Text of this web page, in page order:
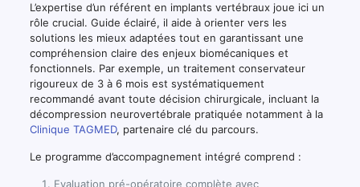
L’expertise d’un référent en implants vertébraux joue ici un
rôle crucial. Guide éclairé, il aide à orienter vers les
solutions les mieux adaptées tout en garantissant une
compréhension claire des enjeux biomécaniques et
fonctionnels. Par exemple, un traitement conservateur
rigoureux de 3 à 6 mois est systématiquement
recommandé avant toute décision chirurgicale, incluant la
décompression neurovertébrale pratiquée notamment à la
Clinique TAGMED, partenaire clé du parcours.
Le programme d’accompagnement intégré comprend :
Evaluation pré-opératoire complète avec